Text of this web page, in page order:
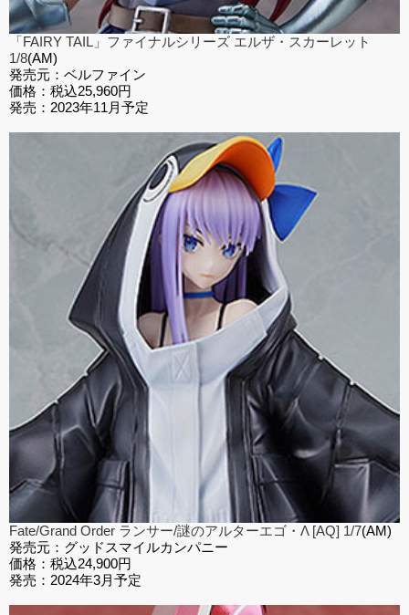
「FAIRY TAIL」ファイナルシリーズ エルザ・スカーレット
1/8(AM)
発売元：ベルファイン
価格：税込25,960円
発売：2023年11月予定
Fate/Grand Order ランサー/謎のアルターエゴ・Λ [AQ] 1/7(AM)
発売元：グッドスマイルカンパニー
価格：税込24,900円
発売：2024年3月予定